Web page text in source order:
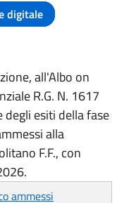
digitale
all'Albo on
R.G. N. 1617
degli esiti della fase
alla
F.F., con
.
ammessi